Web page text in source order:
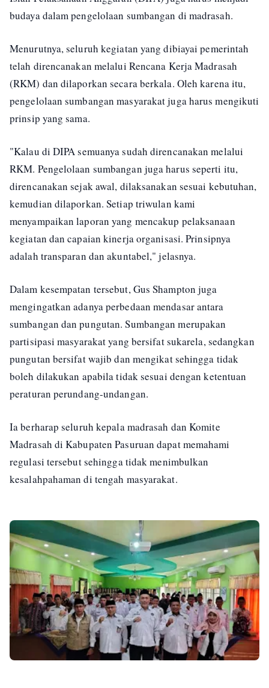
budaya dalam pengelolaan sumbangan di madrasah.
Menurutnya, seluruh kegiatan yang dibiayai pemerintah
telah direncanakan melalui Rencana Kerja Madrasah
(RKM) dan dilaporkan secara berkala. Oleh karena itu,
pengelolaan sumbangan masyarakat juga harus mengikuti
prinsip yang sama.
"Kalau di DIPA semuanya sudah direncanakan melalui
RKM. Pengelolaan sumbangan juga harus seperti itu,
direncanakan sejak awal, dilaksanakan sesuai kebutuhan,
kemudian dilaporkan. Setiap triwulan kami
menyampaikan laporan yang mencakup pelaksanaan
kegiatan dan capaian kinerja organisasi. Prinsipnya
adalah transparan dan akuntabel," jelasnya.
Dalam kesempatan tersebut, Gus Shampton juga
mengingatkan adanya perbedaan mendasar antara
sumbangan dan pungutan. Sumbangan merupakan
partisipasi masyarakat yang bersifat sukarela, sedangkan
pungutan bersifat wajib dan mengikat sehingga tidak
boleh dilakukan apabila tidak sesuai dengan ketentuan
peraturan perundang-undangan.
Ia berharap seluruh kepala madrasah dan Komite
Madrasah di Kabupaten Pasuruan dapat memahami
regulasi tersebut sehingga tidak menimbulkan
kesalahpahaman di tengah masyarakat.